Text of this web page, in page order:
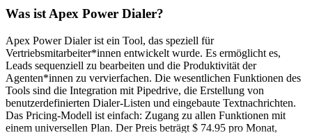
Was ist Apex Power Dialer?
Apex Power Dialer ist ein Tool, das speziell für
Vertriebsmitarbeiter*innen entwickelt wurde. Es ermöglicht es,
Leads sequenziell zu bearbeiten und die Produktivität der
Agenten*innen zu vervierfachen. Die wesentlichen Funktionen des
Tools sind die Integration mit Pipedrive, die Erstellung von
benutzerdefinierten Dialer-Listen und eingebaute Textnachrichten.
Das Pricing-Modell ist einfach: Zugang zu allen Funktionen mit
einem universellen Plan. Der Preis beträgt $ 74.95 pro Monat,